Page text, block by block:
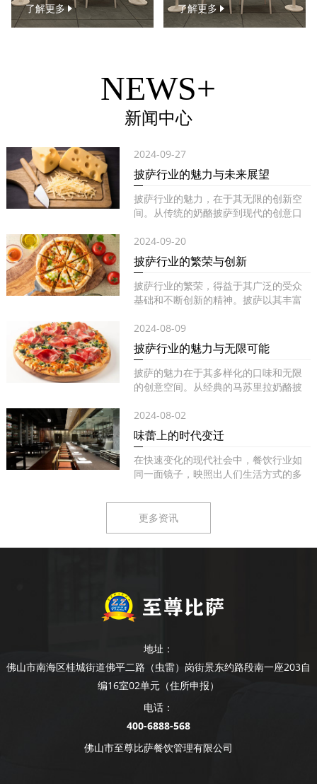
了解更多
了解更多
NEWS+
新闻中心
2024-09-27
披萨行业的魅力与未来展望
披萨行业的魅力，在于其无限的创新空
间。从传统的奶酪披萨到现代的创意口
2024-09-20
披萨行业的繁荣与创新
披萨行业的繁荣，得益于其广泛的受众
基础和不断创新的精神。披萨以其丰富
2024-08-09
披萨行业的魅力与无限可能
披萨的魅力在于其多样化的口味和无限
的创意空间。从经典的马苏里拉奶酪披
2024-08-02
味蕾上的时代变迁
在快速变化的现代社会中，餐饮行业如
同一面镜子，映照出人们生活方式的多
更多资讯
地址：
佛山市南海区桂城街道佛平二路（虫雷）岗街景东约路段南一座203自
编16室02单元（住所申报）
电话：
400-6888-568
佛山市至尊比萨餐饮管理有限公司